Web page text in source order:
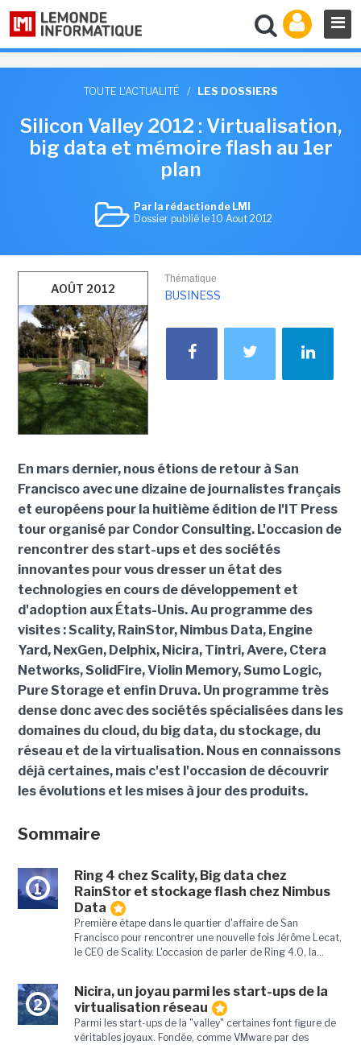
TOUTE L'ACTUALITÉ / LES DOSSIERS
Silicon Valley 2012 : Virtualisation,
big data et mémoire flash au 1er
plan
Par la rédaction de LMI
Dossier publié le 10 Aout 2012
AOÛT 2012
Thématique
BUSINESS
En mars dernier, nous étions de retour à San
Francisco avec une dizaine de journalistes français
et européens pour la huitième édition de l'IT Press
tour organisé par Condor Consulting. L'occasion de
rencontrer des start-ups et des sociétés
innovantes pour vous dresser un état des
technologies en cours de développement et
d'adoption aux États-Unis. Au programme des
visites : Scality, RainStor, Nimbus Data, Engine
Yard, NexGen, Delphix, Nicira, Tintri, Avere, Ctera
Networks, SolidFire, Violin Memory, Sumo Logic,
Pure Storage et enfin Druva. Un programme très
dense donc avec des sociétés spécialisées dans les
domaines du cloud, du big data, du stockage, du
réseau et de la virtualisation. Nous en connaissons
déjà certaines, mais c'est l'occasion de découvrir
les évolutions et les mises à jour des produits.
Sommaire
1
Ring 4 chez Scality, Big data chez
RainStor et stockage flash chez Nimbus
Data
Première étape dans le quartier d'affaire de San
Francisco pour rencontrer une nouvelle fois Jérôme Lecat,
le CEO de Scality. L'occasion de parler de Ring 4.0, la...
2
Nicira, un joyau parmi les start-ups de la
virtualisation réseau
Parmi les start-ups de la "valley" certaines font figure de
véritables joyaux. Fondée, comme VMware par des